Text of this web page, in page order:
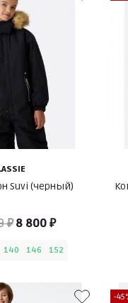
Suvi (черный)
₽ 8 800 ₽
140 146 152
-